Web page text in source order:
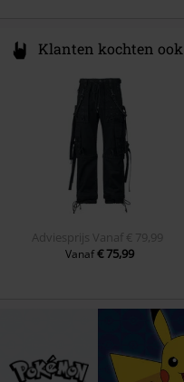
Klanten kochten ook
Adviesprijs Vanaf € 79,99
Vanaf€ 75,99